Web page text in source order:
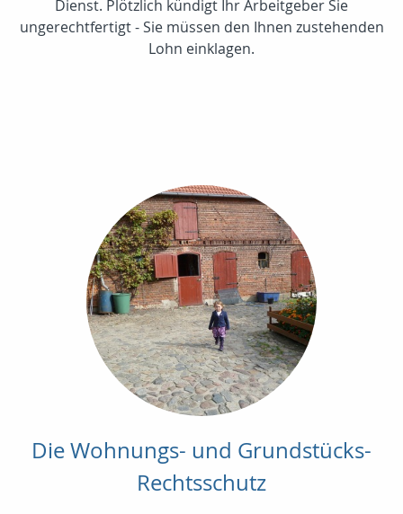
Dienst. Plötzlich kündigt Ihr Arbeitgeber Sie
ungerechtfertigt - Sie müssen den Ihnen zustehenden
Lohn einklagen.
Die Wohnungs- und Grundstücks-
Rechtsschutz